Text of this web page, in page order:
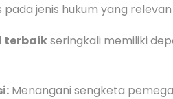
jenis hukum yang
terbaikseringkali memiliki
Menangani sengketa